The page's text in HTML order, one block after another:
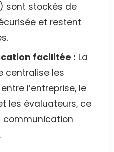
sont stockés de
et restent
facilitée : La
centralise les
l’entreprise, le
les évaluateurs, ce
communication